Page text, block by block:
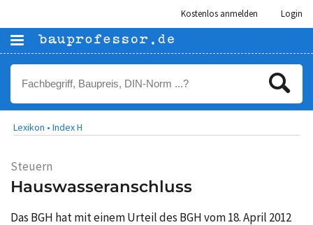
Kostenlos anmelden Login
Lexikon • Index H
Steuern
Hauswasseranschluss
Das BGH hat mit einem Urteil des BGH vom 18. April 2012